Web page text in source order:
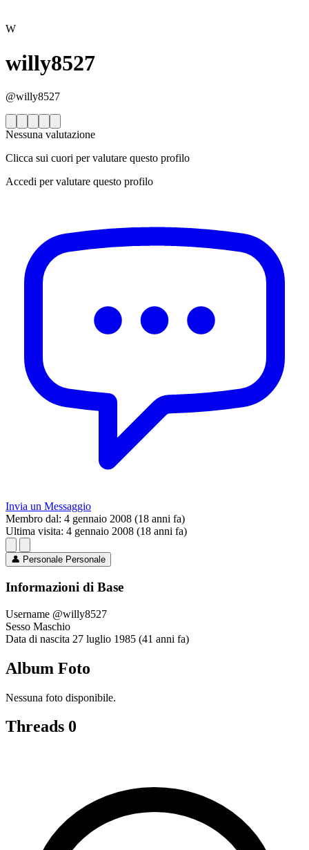
W
willy8527
@willy8527
Nessuna valutazione
Clicca sui cuori per valutare questo profilo
Accedi per valutare questo profilo
Invia un Messaggio
Membro dal: 4 gennaio 2008 (18 anni fa)
Ultima visita: 4 gennaio 2008 (18 anni fa)
👤 Personale Personale
Informazioni di Base
Username @willy8527
Sesso Maschio
Data di nascita 27 luglio 1985 (41 anni fa)
Album Foto
Nessuna foto disponibile.
Threads 0